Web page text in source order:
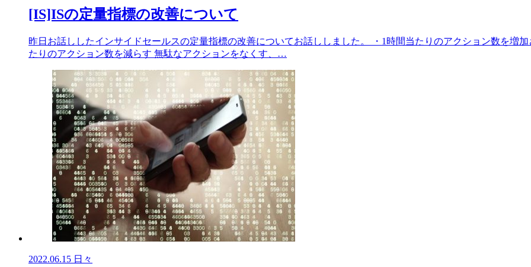
[IS]ISの定量指標の改善について
昨日お話ししたインサイドセールスの定量指標の改善についてお話ししました。 ・1時間当たりのアクション数を増
たりのアクション数を減らす 無駄なアクションをなくす、…
2022.06.15 日々